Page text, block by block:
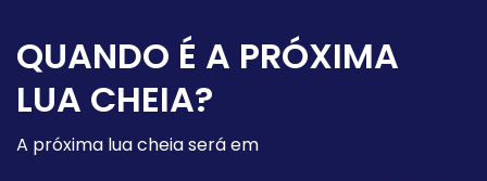
QUANDO É A PRÓXIMA
LUA CHEIA?
A próxima lua cheia será em